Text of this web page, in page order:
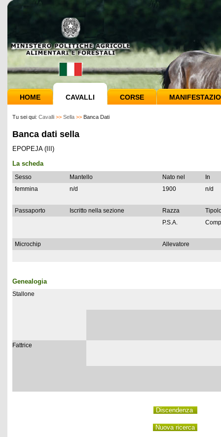
HOME CAVALLI CORSE
Tu sei qui: Cavalli >> Sella >> Banca Dati
Banca dati sella
EPOPEJA (III)
La scheda
Sesso Mantello Nato nel
In
femmina
n/d 1900 n/d
Passaporto Iscritto nella sezione Razza
P.S.A.
Microchip Allevatore
Genealogia
Stallone
Fattrice